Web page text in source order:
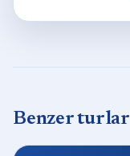
Benzer turlar